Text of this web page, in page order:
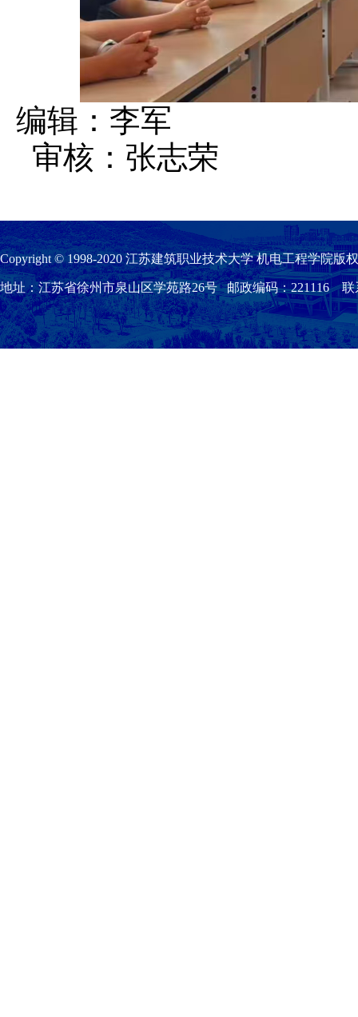
编辑：李军
审核：张志荣
Copyright © 1998-2020 江苏建筑职业技术大学 机电工程学院版
地址：江苏省徐州市泉山区学苑路26号 邮政编码：221116 联